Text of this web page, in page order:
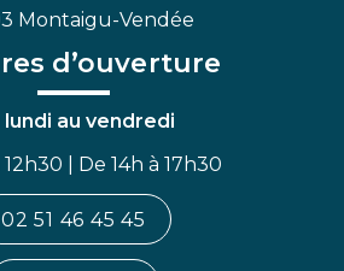
Montaigu-Vendée
d’ouverture
lundi au vendredi
12h30 | De 14h à 17h30
02 51 46 45 45